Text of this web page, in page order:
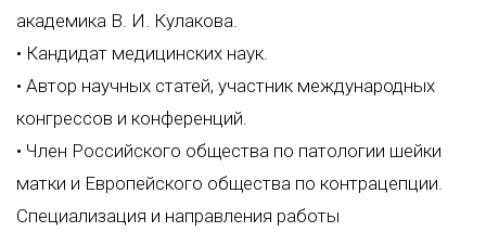
академика В. И. Кулакова.
• Кандидат медицинских наук.
• Автор научных статей, участник международных
конгрессов и конференций.
• Член Российского общества по патологии шейки
матки и Европейского общества по контрацепции.
Специализация и направления работы